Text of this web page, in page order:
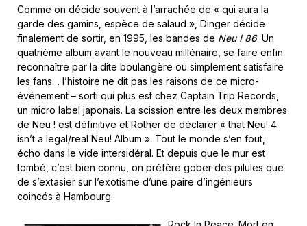
Comme on décide souvent à l’arrachée de « qui aura la
garde des gamins, espèce de salaud », Dinger décide
finalement de sortir, en 1995, les bandes de Neu ! 86. Un
quatrième album avant le nouveau millénaire, se faire enfin
reconnaître par la dite boulangère ou simplement satisfaire
les fans… l’histoire ne dit pas les raisons de ce micro-
événement – sorti qui plus est chez Captain Trip Records,
un micro label japonais. La scission entre les deux membres
de Neu ! est définitive et Rother de déclarer « that Neu! 4
isn’t a legal/real Neu! Album ». Tout le monde s’en fout,
écho dans le vide intersidéral. Et depuis que le mur est
tombé, c’est bien connu, on préfère gober des pilules que
de s’extasier sur l’exotisme d’une paire d’ingénieurs
coincés à Hambourg.